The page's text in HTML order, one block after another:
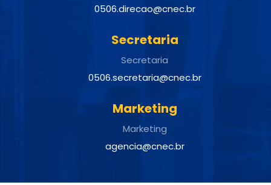
0506.direcao@cnec.br
Secretaria
Secretaria
0506.secretaria@cnec.br
Marketing
Marketing
agencia@cnec.br